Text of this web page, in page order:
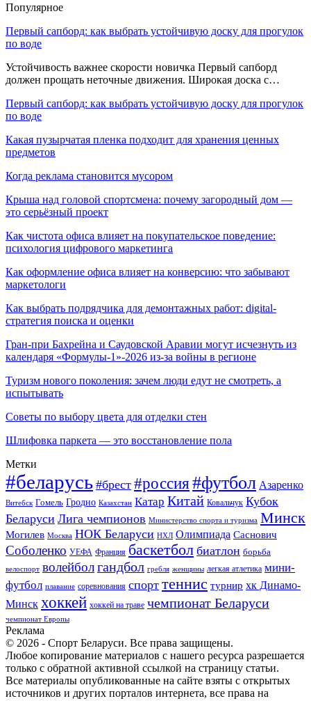
Популярное
Первый сапборд: как выбрать устойчивую доску для прогулок
по воде
Устойчивость важнее скорости новичка Первый сапборд
должен прощать неточные движения. Широкая доска с…
Первый сапборд: как выбрать устойчивую доску для прогулок
по воде
Какая пузырчатая пленка подходит для хранения ценных
предметов
Когда реклама становится мусором
Крыша над головой спортсмена: почему загородный дом —
это серьёзный проект
Как чистота офиса влияет на покупательское поведение:
психология цифрового маркетинга
Как оформление офиса влияет на конверсию: что забывают
маркетологи
Как выбрать подрядчика для демонтажных работ: digital-
стратегия поиска и оценки
Гран-при Бахрейна и Саудовской Аравии могут исчезнуть из
календаря «Формулы-1»-2026 из-за войны в регионе
Туризм нового поколения: зачем люди едут не смотреть, а
испытывать
Советы по выбору цвета для отделки стен
Шлифовка паркета — это восстановление пола
Метки
#беларусь #брест #россия#футбол Азаренко
Витебск Гомель Гродно Казахстан Катар Китай Ковальчук Кубок
Беларуси Лига чемпионов Министерство спорта и туризма Минск
Могилев Москва НОК Беларуси НХЛ Олимпиада Саснович
Соболенко УЕФА Франция баскетбол биатлон борьба
велоспорт волейболгандбол гребля женщины легкая атлетика мини-
футбол плавание соревнования спорт теннис турнир хк Динамо-
Минск хоккей хоккей на траве чемпионат Беларуси
чемпионат Европы
Реклама
© 2026 - Спорт Беларуси. Все права защищены.
Любое копирование материалов с нашего ресурса разрешается
только с обратной активной ссылкой на страницу статьи.
Все материалы опубликованные на сайте взяты с открытых
источников и других порталов интернета, все права на